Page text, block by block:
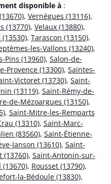
disponible à :
, Vernègues (13116),
(13770), Velaux (13880),
, Tarascon (13150),
les-Vallons (13240),
Pins (13960), Salon-de-
Provence (13300), Saintes-
Victoret (13730), Saint-
(13119), Saint-Rémy-de-
de-Mézoargues (13150),
, Saint-Mitre-les-Remparts
(13310), Saint-Marc-
(83560), Saint-Étienne-
Janson (13610), Saint-
(13760), Saint-Antonin-sur-
, Rousset (13790),
la-Bédoule (13830),